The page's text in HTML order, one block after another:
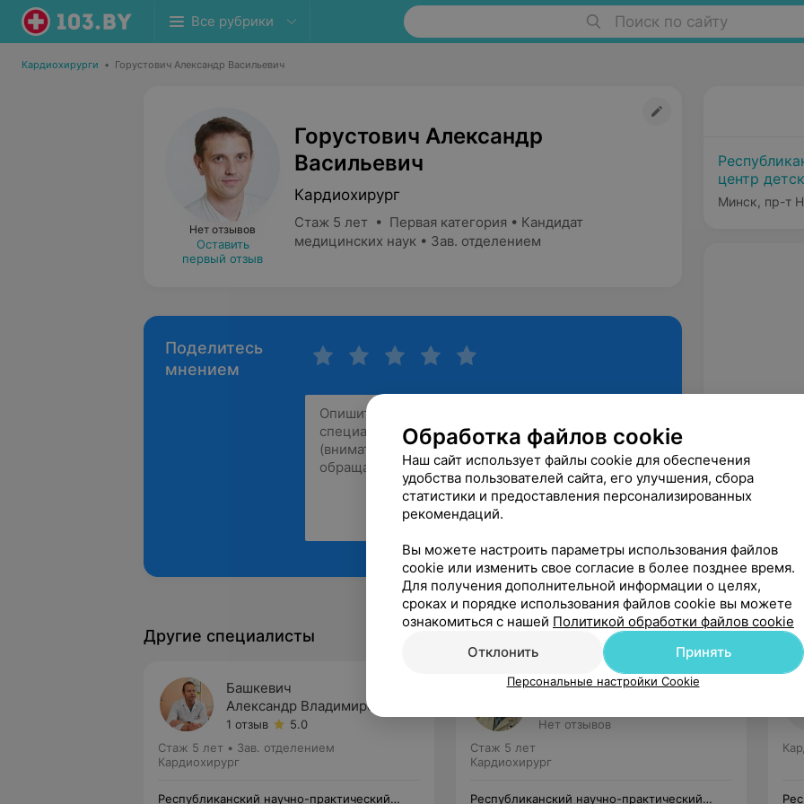
Все рубрики Поиск по сайту
Кардиохирурги • Горустович Александр Васильевич
Нет отзывов
Оставить
первый отзыв
Горустович Александр
Васильевич
Кардиохирург
Стаж 5 лет • Первая категория • Кандидат
медицинских наук • Зав. отделением
Поделитесь
мнением
центр
Минск, пр-т
Другие специалисты
Башкевич
Александр Владимирович
1 отзыв
5.0
Стаж 5 лет • Зав. отделением
Кардиохирург
Республиканский научно-практический
Пашкевич
Нет отзывов
Стаж 5 лет
Кардиохирург
Республиканский научно-практический
Обработка файлов cookie
Наш сайт использует файлы cookie для обеспечения
удобства пользователей сайта, его улучшения, сбора
статистики и предоставления персонализированных
рекомендаций.
Вы можете настроить параметры использования файлов
cookie или изменить свое согласие в более позднее время.
Для получения дополнительной информации о целях,
сроках и порядке использования файлов cookie вы можете
ознакомиться с нашей Политикой обработки файлов cookie
Отклонить
Принять
Персональные настройки Cookie